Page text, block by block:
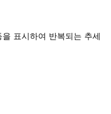
표시하여 반복되는 추세